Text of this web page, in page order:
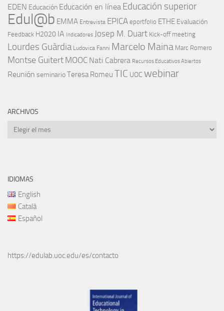
EDEN Educación Educación en línea Educación superior
Edul@b EMMA Entrevista EPICA eportfolio ETHE Evaluación
Feedback H2020 IA Indicadores Josep M. Duart Kick-off meeting
Lourdes Guàrdia Ludovica Fanni Marcelo Maina Marc Romero
Montse Guitert MOOC Nati Cabrera Recursos Educativos Abiertos
Reunión seminarioTeresa Romeu TIC UOC webinar
ARCHIVOS
Archivos
IDIOMAS
English
Català
Español
https://edulab.uoc.edu/es/contacto